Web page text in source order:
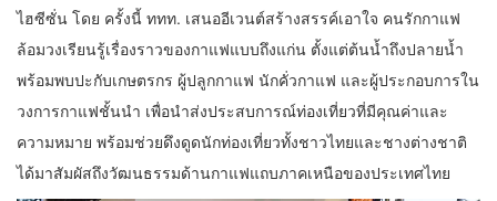
ไฮซีซั่น โดย ครั้งนี้ ททท. เสนออีเวนต์สร้างสรรค์เอาใจ คนรักกาแฟ
ล้อมวงเรียนรู้เรื่องราวของกาแฟแบบถึงแก่น ตั้งแต่ต้นน้ำถึงปลายน้ำ
พร้อมพบปะกับเกษตรกร ผู้ปลูกกาแฟ นักคั่วกาแฟ และผู้ประกอบการใน
วงการกาแฟชั้นนำ เพื่อนำส่งประสบการณ์ท่องเที่ยวที่มีคุณค่าและ
ความหมาย พร้อมช่วยดึงดูดนักท่องเที่ยวทั้งชาวไทยและชางต่างชาติ
ได้มาสัมผัสถึงวัฒนธรรมด้านกาแฟแถบภาคเหนือของประเทศไทย